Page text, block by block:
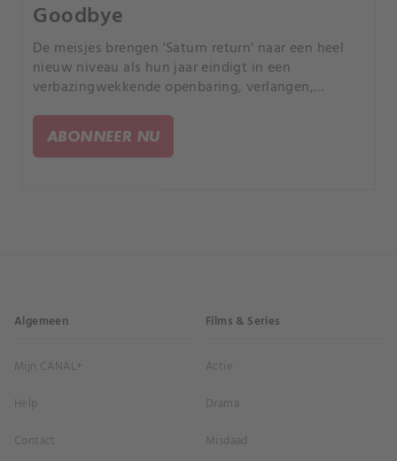
Goodbye
De meisjes brengen 'Saturn return' naar een heel
nieuw niveau als hun jaar eindigt in een
verbazingwekkende openbaring, verlangen,
ABONNEER NU
Algemeen
Mijn CANAL+
Help
Contact
Films & Series
Actie
Drama
Misdaad